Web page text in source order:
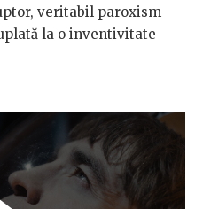
veritabil paroxism
la o inventivitate